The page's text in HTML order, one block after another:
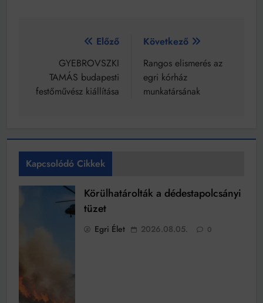
Bejegyzés
navigáció
Előző
GYEBROVSZKI
TAMÁS budapesti
festőművész kiállítása
Következő
Rangos elismerés az
egri kórház
munkatársának
Kapcsolódó Cikkek
Körülhatárolták a dédestapolcsányi
tüzet
Egri Élet 2026.08.05. 0